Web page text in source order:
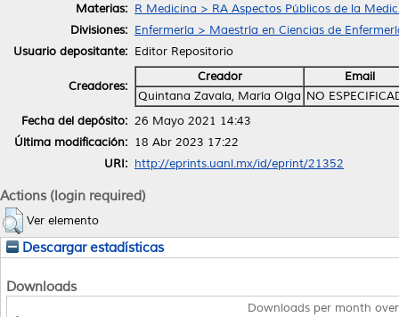
Materias: R Medicina > RA Aspectos Públicos de la
Divisiones: Enfermería > Maestría en Ciencias de
Usuario depositante: Editor Repositorio
Creadores:
Creador
Email
Quintana Zavala, María Olga NO
Fecha del depósito: 26 Mayo 2021 14:43
Última modificación: 18 Abr 2023 17:22
URI: http://eprints.uanl.mx/id/eprint/21352
Actions (login required)
Ver elemento
Descargar estadísticas
Downloads
Downloads per month